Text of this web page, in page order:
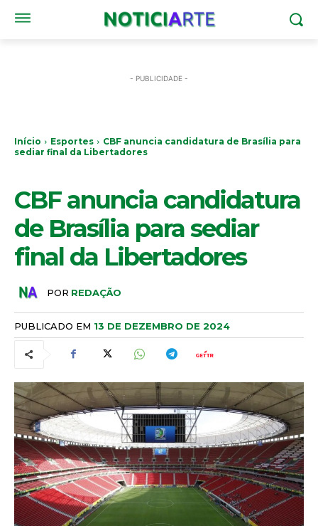
- PUBLICIDADE -
Início Esportes
CBF anuncia candidatura de Brasília para
sediar final da Libertadores
CBF anuncia candidatura
de Brasília para sediar
final da Libertadores
POR REDAÇÃO
PUBLICADO EM 13 DE DEZEMBRO DE 2024